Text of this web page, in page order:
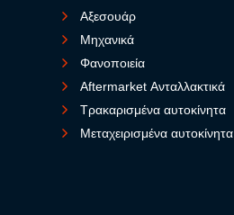
Αξεσουάρ
Μηχανικά
Φανοποιεία
Aftermarket Ανταλλακτικά
Τρακαρισμένα αυτοκίνητα
Μεταχειρισμένα αυτοκίνητα